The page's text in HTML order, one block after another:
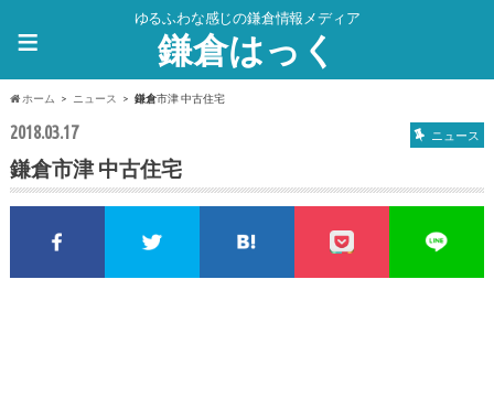
ゆるふわな感じの鎌倉情報メディア
鎌倉はっく
≡
ホーム ニュース 鎌倉市津 中古住宅
2018.03.17 ニュース
鎌倉市津 中古住宅
FacebookでシェアTwitterでシェアこのエントリーをはて
pocket